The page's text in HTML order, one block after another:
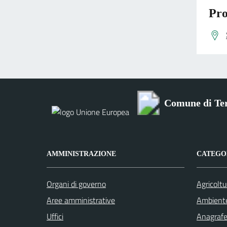
Comune di
AMMINISTRAZIONE
Organi di governo
Aree amministrative
Uffici